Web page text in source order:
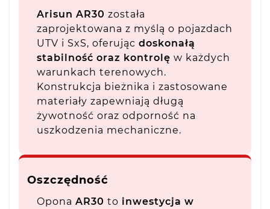
Arisun AR30 została
zaprojektowana z myślą o pojazdach
UTV i SxS, oferując doskonałą
stabilność oraz kontrolę w każdych
warunkach terenowych.
Konstrukcja bieżnika i zastosowane
materiały zapewniają długą
żywotność oraz odporność na
uszkodzenia mechaniczne.
Oszczędność
Opona AR30 to inwestycja w